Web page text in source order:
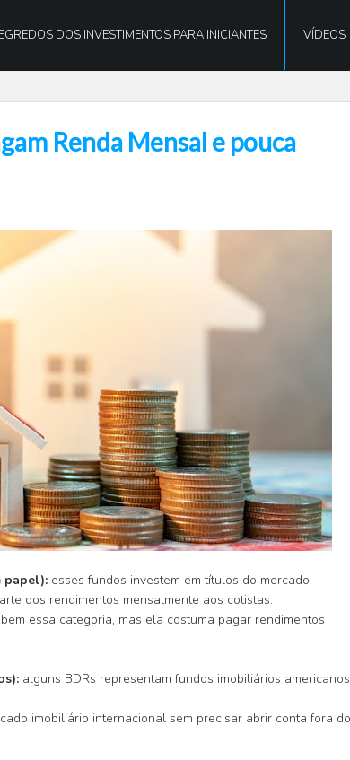
DOS INVESTIMENTOS PARA INICIANTES VÍDEOS
Renda Mensal e pouca
papel):esses fundos investem em títulos do mercado
dos rendimentos mensalmente aos cotistas.
essa categoria, mas ela costuma pagar rendimentos
alguns BDRs representam fundos imobiliários americanos
imobiliário internacional sem precisar abrir conta fora do